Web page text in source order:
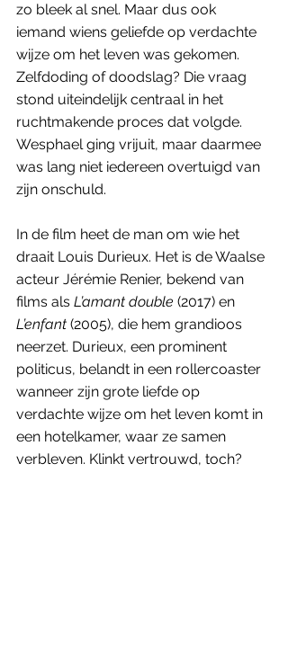
zo bleek al snel. Maar dus ook
iemand wiens geliefde op verdachte
wijze om het leven was gekomen.
Zelfdoding of doodslag? Die vraag
stond uiteindelijk centraal in het
ruchtmakende proces dat volgde.
Wesphael ging vrijuit, maar daarmee
was lang niet iedereen overtuigd van
zijn onschuld.
In de film heet de man om wie het
draait Louis Durieux. Het is de Waalse
acteur Jérémie Renier, bekend van
films als L’amant double (2017) en
L’enfant (2005), die hem grandioos
neerzet. Durieux, een prominent
politicus, belandt in een rollercoaster
wanneer zijn grote liefde op
verdachte wijze om het leven komt in
een hotelkamer, waar ze samen
verbleven. Klinkt vertrouwd, toch?